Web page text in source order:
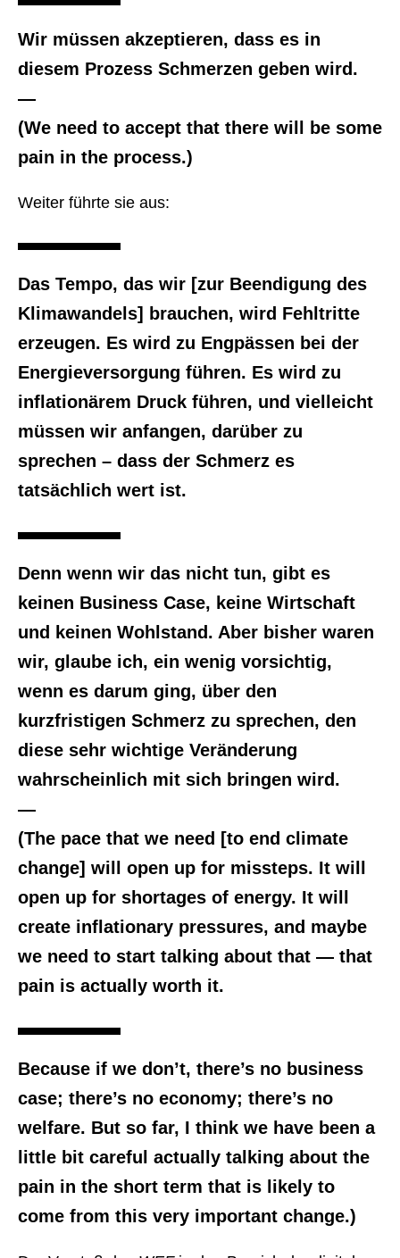
Wir müssen akzeptieren, dass es in
diesem Prozess Schmerzen geben wird.
—
(We need to accept that there will be some
pain in the process.)
Weiter führte sie aus:
Das Tempo, das wir [zur Beendigung des
Klimawandels] brauchen, wird Fehltritte
erzeugen. Es wird zu Engpässen bei der
Energieversorgung führen. Es wird zu
inflationärem Druck führen, und vielleicht
müssen wir anfangen, darüber zu
sprechen – dass der Schmerz es
tatsächlich wert ist.
Denn wenn wir das nicht tun, gibt es
keinen Business Case, keine Wirtschaft
und keinen Wohlstand. Aber bisher waren
wir, glaube ich, ein wenig vorsichtig,
wenn es darum ging, über den
kurzfristigen Schmerz zu sprechen, den
diese sehr wichtige Veränderung
wahrscheinlich mit sich bringen wird.
—
(The pace that we need [to end climate
change] will open up for missteps. It will
open up for shortages of energy. It will
create inflationary pressures, and maybe
we need to start talking about that — that
pain is actually worth it.
Because if we don’t, there’s no business
case; there’s no economy; there’s no
welfare. But so far, I think we have been a
little bit careful actually talking about the
pain in the short term that is likely to
come from this very important change.)